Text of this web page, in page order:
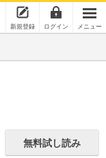
新規登録 ログイン メニュー
無料試し読み